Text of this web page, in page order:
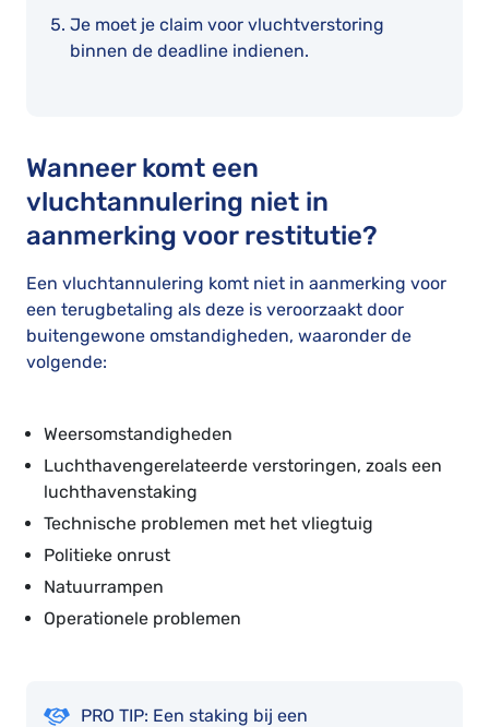
Je moet je claim voor vluchtverstoring
binnen de deadline indienen.
Wanneer komt een
vluchtannulering niet in
aanmerking voor restitutie?
Een vluchtannulering komt niet in aanmerking voor
een terugbetaling als deze is veroorzaakt door
buitengewone omstandigheden, waaronder de
volgende:
Weersomstandigheden
Luchthavengerelateerde verstoringen, zoals een
luchthavenstaking
Technische problemen met het vliegtuig
Politieke onrust
Natuurrampen
Operationele problemen
PRO TIP: Een staking bij een